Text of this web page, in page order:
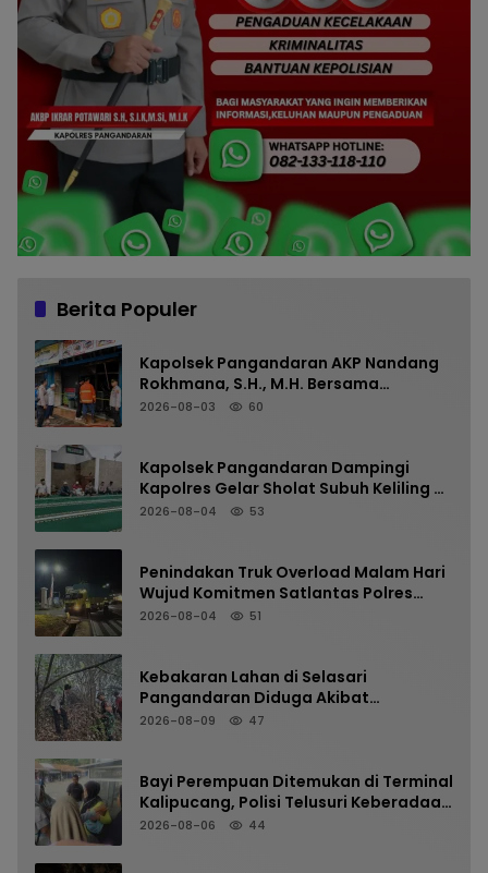
Berita Populer
Kapolsek Pangandaran AKP Nandang
Rokhmana, S.H., M.H. Bersama
Anggota Cek TKP Kebakaran Ruko
2026-08-03 60
Kapolsek Pangandaran Dampingi
Kapolres Gelar Sholat Subuh Keliling di
Masjid Jami Al-Furqon, Pererat
2026-08-04 53
Penindakan Truk Overload Malam Hari
Wujud Komitmen Satlantas Polres
Pangandaran Menjaga Keselamatan
2026-08-04 51
Kebakaran Lahan di Selasari
Pangandaran Diduga Akibat
Pembakaran Sampah
2026-08-09 47
Bayi Perempuan Ditemukan di Terminal
Kalipucang, Polisi Telusuri Keberadaan
Orang Tua
2026-08-06 44